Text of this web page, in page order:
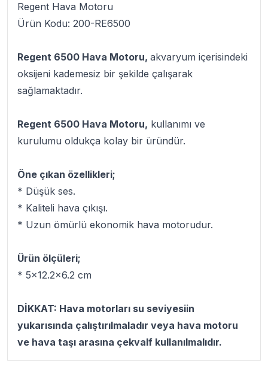
Regent Hava Motoru
Ürün Kodu: 200-RE6500
Regent 6500 Hava Motoru, akvaryum içerisindeki
oksijeni kademesiz bir şekilde çalışarak
sağlamaktadır.
Regent 6500 Hava Motoru, kullanımı ve
kurulumu oldukça kolay bir üründür.
Öne çıkan özellikleri;
* Düşük ses.
* Kaliteli hava çıkışı.
* Uzun ömürlü ekonomik hava motorudur.
Ürün ölçüleri;
* 5x12.2x6.2 cm
DİKKAT: Hava motorları su seviyesiin
yukarısında çalıştırılmaladır veya hava motoru
ve hava taşı arasına çekvalf kullanılmalıdır.